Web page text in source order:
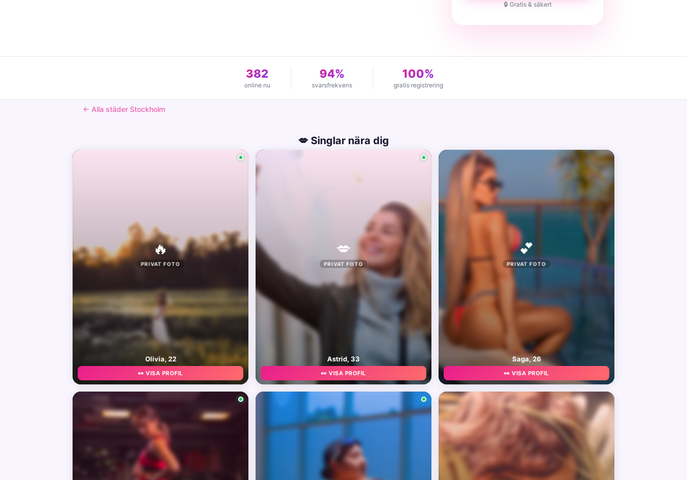
🔒 Gratis & säkert
382
online nu
94%
svarsfrekvens
100%
gratis registrering
← Alla städer Stockholm
💋 Singlar nära dig
🔥
PRIVAT FOTO
Olivia, 22
👀 VISA PROFIL
💋
PRIVAT FOTO
Astrid, 33
👀 VISA PROFIL
💕
PRIVAT FOTO
Saga, 26
👀 VISA PROFIL